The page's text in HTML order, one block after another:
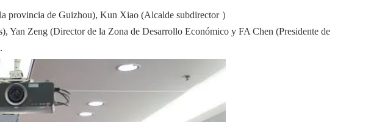
provincia de Guizhou), Kun Xiao (Alcalde subdirector ）
Zeng (Director de la Zona de Desarrollo Económico y FA Chen (Presidente de